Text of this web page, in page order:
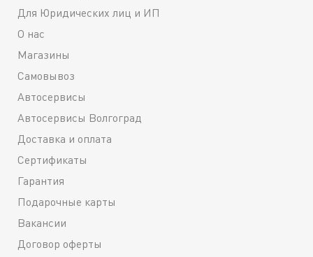
Для Юридических лиц и ИП
О нас
Магазины
Самовывоз
Автосервисы
Автосервисы Волгоград
Доставка и оплата
Сертификаты
Гарантия
Подарочные карты
Вакансии
Договор оферты